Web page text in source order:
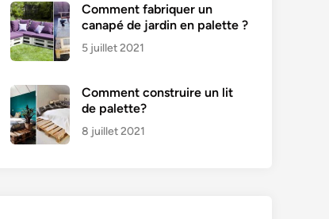
Comment fabriquer un
canapé de jardin en palette ?
5 juillet 2021
Comment construire un lit
de palette?
8 juillet 2021